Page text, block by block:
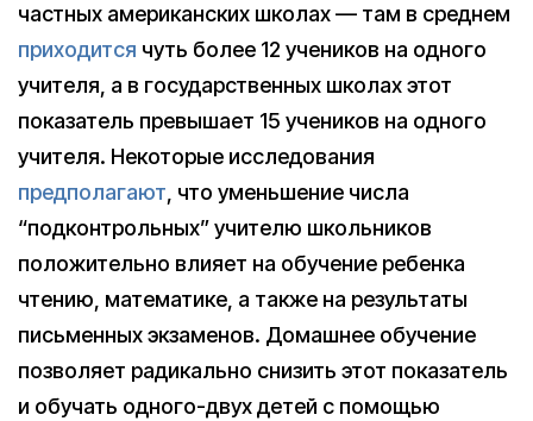
частных американских школах — там в среднем
приходится чуть более 12 учеников на одного
учителя, а в государственных школах этот
показатель превышает 15 учеников на одного
учителя. Некоторые исследования
предполагают, что уменьшение числа
“подконтрольных” учителю школьников
положительно влияет на обучение ребенка
чтению, математике, а также на результаты
письменных экзаменов. Домашнее обучение
позволяет радикально снизить этот показатель
и обучать одного-двух детей с помощью